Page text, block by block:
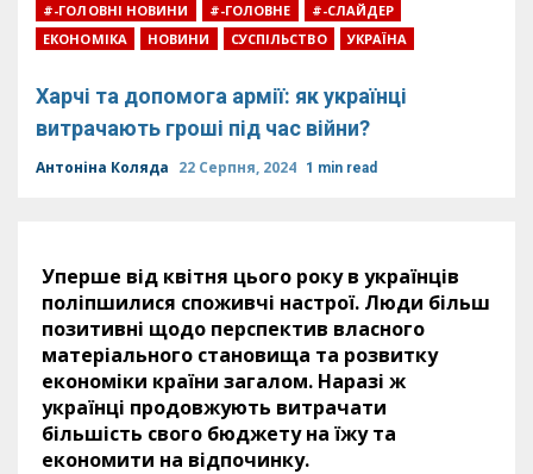
#-ГОЛОВНІ НОВИНИ #-ГОЛОВНЕ
#-СЛАЙДЕР
ЕКОНОМІКА
НОВИНИ СУСПІЛЬСТВО УКРАЇНА
Харчі та допомога армії: як українці
витрачають гроші під час війни?
Антоніна Коляда 22 Серпня, 2024 1 min read
Уперше від квітня цього року в українців
поліпшилися споживчі настрої. Люди більш
позитивні щодо перспектив власного
матеріального становища та розвитку
економіки країни загалом. Наразі ж
українці продовжують витрачати
більшість свого бюджету на їжу та
економити на відпочинку.